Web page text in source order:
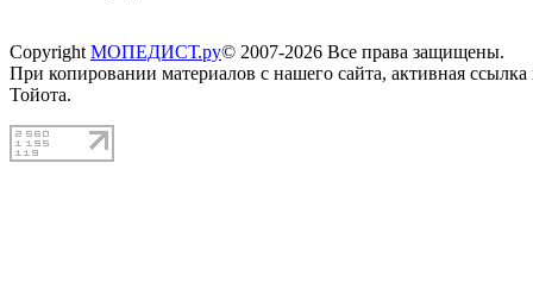
Copyright МОПЕДИСТ.ру© 2007-2026 Все права защищены.
При копировании материалов с нашего сайта, активная
Тойота.